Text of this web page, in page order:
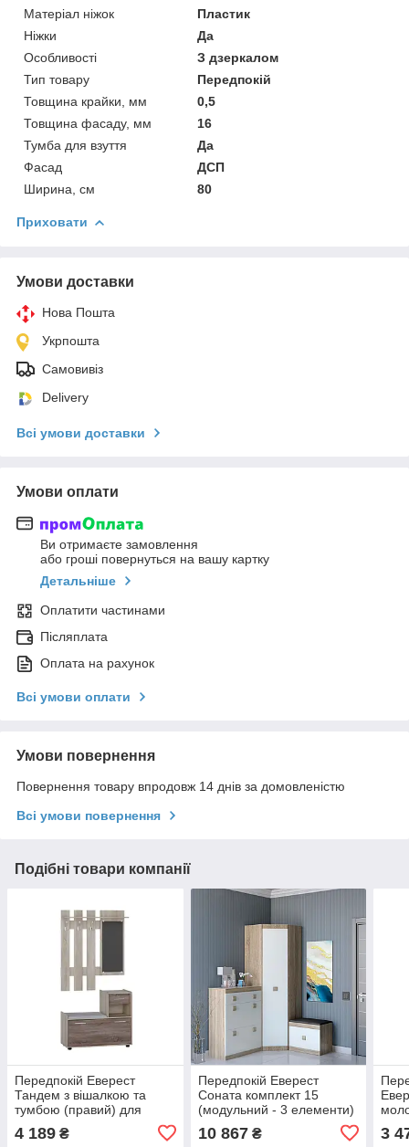
Матеріал ніжок
Пластик
Ніжки
Да
Особливості
З дзеркалом
Тип товару
Передпокій
Товщина крайки, мм
0,5
Товщина фасаду, мм
16
Тумба для взуття
Да
Фасад
ДСП
Ширина, см
80
Приховати
Умови доставки
Нова Пошта
Укрпошта
Самовивіз
Delivery
Всі умови доставки
Умови оплати
Ви отримаєте замовлення
або гроші повернуться на вашу картку
Детальніше
Оплатити частинами
Післяплата
Оплата на рахунок
Всі умови оплати
Умови повернення
Повернення товару впродовж 14 днів за домовленістю
Всі умови повернення
Подібні товари компанії
Передпокій Еверест
Тандем з вішалкою та
тумбою (правий) для
взуття сонома + трюфель
(DTM-2457)
4 189 ₴
Передпокій Еверест
Соната комплект 15
(модульний - 3 елементи)
дуб сонома + білий (DTM-
2528)
10 867₴ 3